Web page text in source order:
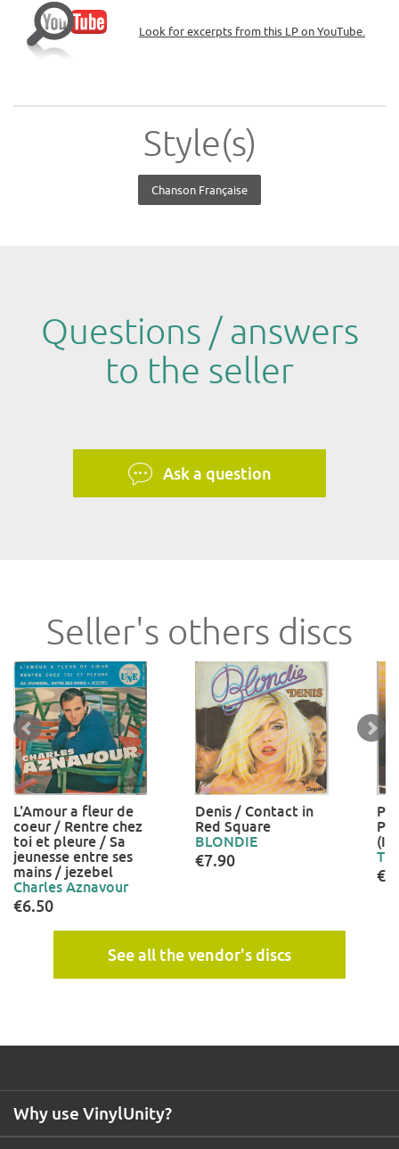
Look for excerpts from this LP on YouTube.
Style(s)
Chanson Française
Questions / answers
to the seller
Ask a question
Seller's others discs
L'Amour a fleur de
coeur / Rentre chez
toi et pleure / Sa
jeunesse entre ses
mains / jezebel
Charles Aznavour
€6.50
Denis / Contact in
Red Square
BLONDIE
€7.90
See all the vendor's discs
Why use VinylUnity?